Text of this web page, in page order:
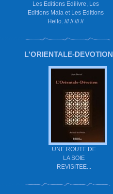
Les Editions Edilivre, Les
Editions Maia et Les Editions
Hello. /// // /// //
L'ORIENTALE-DEVOTION
UNE ROUTE DE
LA SOIE
REVISITEE...